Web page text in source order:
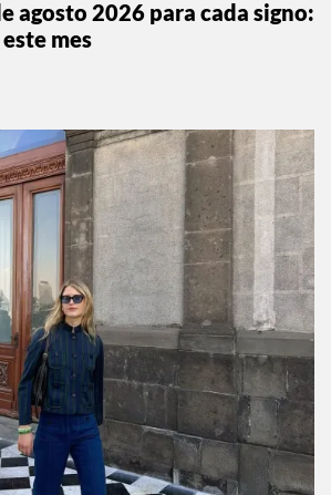
agosto 2026 para cada signo:
mes